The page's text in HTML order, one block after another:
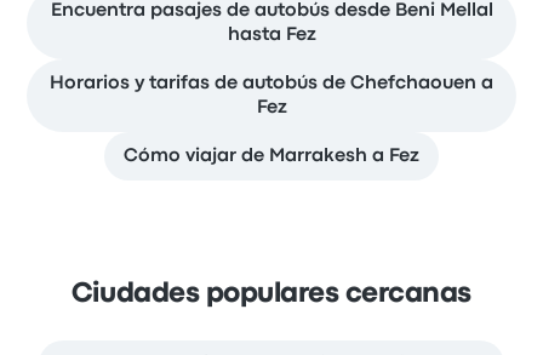
Encuentra pasajes de autobús desde Beni Mellal
hasta Fez
Horarios y tarifas de autobús de Chefchaouen a
Fez
Cómo viajar de Marrakesh a Fez
Ciudades populares cercanas